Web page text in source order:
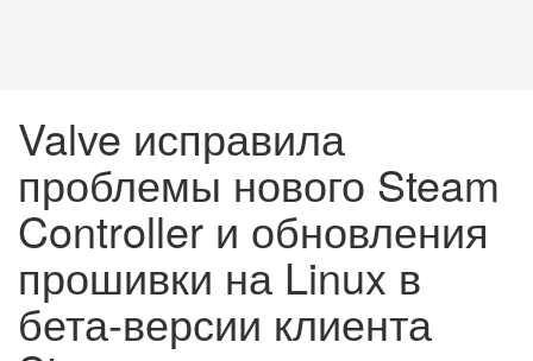
Valve исправила
проблемы нового Steam
Controller и обновления
прошивки на Linux в
бета-версии клиента